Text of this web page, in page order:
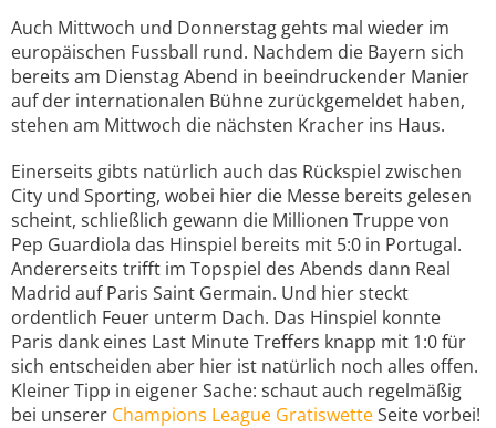
Auch Mittwoch und Donnerstag gehts mal wieder im
europäischen Fussball rund. Nachdem die Bayern sich
bereits am Dienstag Abend in beeindruckender Manier
auf der internationalen Bühne zurückgemeldet haben,
stehen am Mittwoch die nächsten Kracher ins Haus.
Einerseits gibts natürlich auch das Rückspiel zwischen
City und Sporting, wobei hier die Messe bereits gelesen
scheint, schließlich gewann die Millionen Truppe von
Pep Guardiola das Hinspiel bereits mit 5:0 in Portugal.
Andererseits trifft im Topspiel des Abends dann Real
Madrid auf Paris Saint Germain. Und hier steckt
ordentlich Feuer unterm Dach. Das Hinspiel konnte
Paris dank eines Last Minute Treffers knapp mit 1:0 für
sich entscheiden aber hier ist natürlich noch alles offen.
Kleiner Tipp in eigener Sache: schaut auch regelmäßig
bei unserer Champions League GratiswetteSeite vorbei!